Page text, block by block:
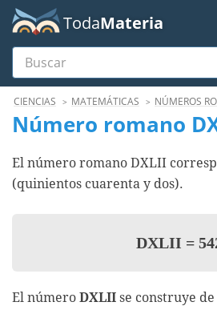
TodaMateria
Buscar
MenúCIENCIAS MATEMÁTICAS NÚMEROS
Número romano
El número romano DXLII
(quinientos cuarenta y dos).
DXLII =
El número DXLII se construye